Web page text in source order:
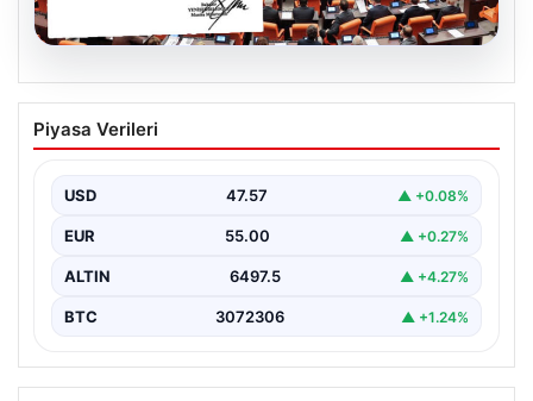
05.08.2026
Terörle Mücadelede Tarihi Adım: Yeni
Çerçeve Yasa Teklifi TBMM’ye Sunuldu
güçlendirmeye yönelik kapsamlı bir hukuki altyapı
oluşturmak…
Piyasa Verileri
USD 47.57 ▲ +0.08%
EUR 55.00 ▲ +0.27%
ALTIN 6497.5 ▲ +4.27%
BTC 3072306 ▲ +1.24%